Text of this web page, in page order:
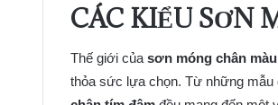
CÁC KIỂU SƠN
Thế giới của sơn móng chân
thỏa sức lựa chọn. Từ những mẫu